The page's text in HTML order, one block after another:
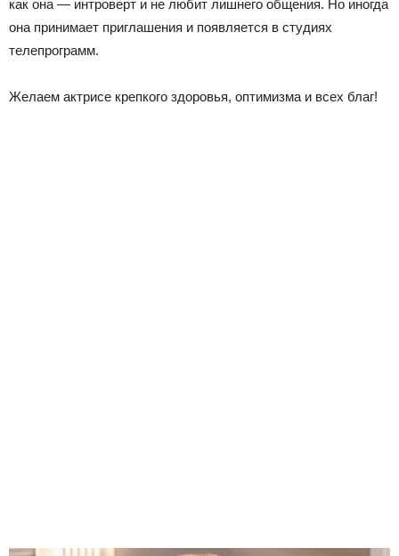
как она — интроверт и не любит лишнего общения. Но иногда
она принимает приглашения и появляется в студиях
телепрограмм.
Желаем актрисе крепкого здоровья, оптимизма и всех благ!